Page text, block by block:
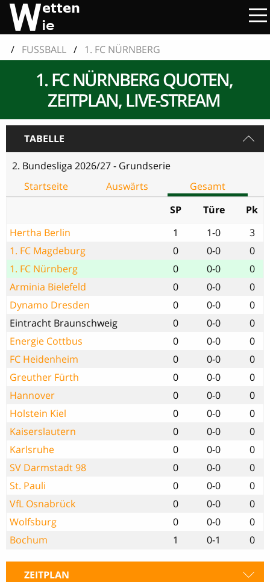
/ FUSSBALL / 1. FC NÜRNBERG
1. FC NÜRNBERG QUOTEN,
ZEITPLAN, LIVE-STREAM
TABELLE
2. Bundesliga 2026/27 - Grundserie
Startseite
Auswärts
Gesamt
SP
Türe
Pk
Hertha Berlin
1 1-0
3
1. FC Magdeburg
0 0-0
0
1. FC Nürnberg
0 0-0
0
Arminia Bielefeld
0 0-0
0
Dynamo Dresden
0 0-0
0
Eintracht Braunschweig
0 0-0
0
Energie Cottbus
0 0-0
0
FC Heidenheim
0 0-0
0
Greuther Fürth
0 0-0
0
Hannover
0 0-0
0
Holstein Kiel
0 0-0
0
Kaiserslautern
0 0-0
0
Karlsruhe
0 0-0
0
SV Darmstadt 98
0 0-0
0
St. Pauli
0 0-0
0
VfL Osnabrück
0 0-0
0
Wolfsburg
0 0-0
0
Bochum
1 0-1 0
ZEITPLAN